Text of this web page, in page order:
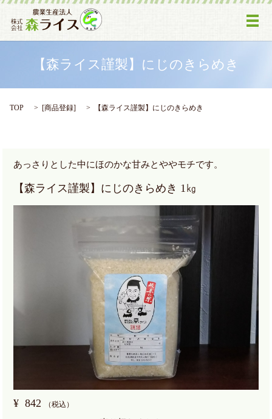
メ
【森ライス謹製】にじのきらめき
TOP [商品登録] 【森ライス謹製】にじのきらめき
あっさりとした中にほのかな甘みとややモチです。
【森ライス謹製】にじのきらめき 1㎏
¥842 （税込）